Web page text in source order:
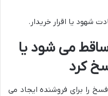
شهود یا اقرار خریدار.
می شود یا
کرد
را برای فروشنده ایجاد می